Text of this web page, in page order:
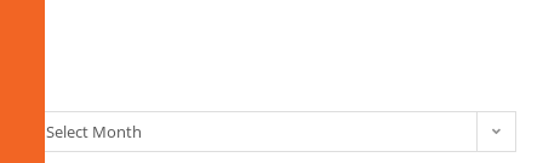
Select Month